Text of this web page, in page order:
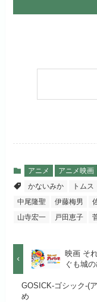
月額料金（
見放題作品
初回ポイン
（TV）
宅配レンタル
リンク先 :
お試し無料
月額料金（
初回ポイン
リンク先 :
日本テ
お試し無料
初回ポイン
ABEMA
い！
月額料金（
リンク先 :
お試し無料
月額料金（
sp.jp/
アニメ
アニメ
アニメ映画
かないみか
トム
中尾隆聖
伊藤梅男
山寺宏一
戸田恵子
映画 そ
ぐも城
GOSICK-ゴシック-(
め